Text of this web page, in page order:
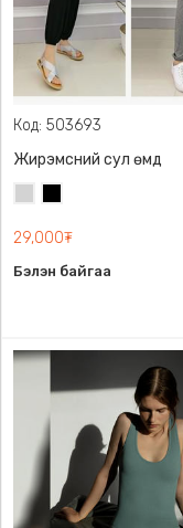
Код: 503693
Жирэмсний сул өмд
29,000₮
Бэлэн байгаа